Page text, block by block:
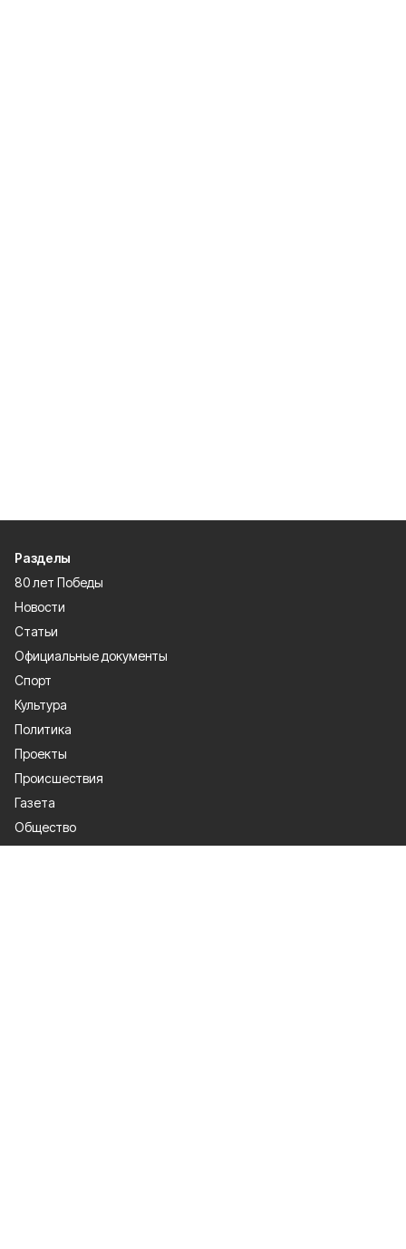
Разделы
80 лет Победы
Новости
Статьи
Официальные документы
Спорт
Культура
Политика
Проекты
Происшествия
Газета
Общество